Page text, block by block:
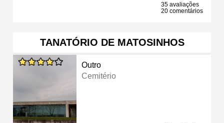
35 avaliações
20 comentários
TANATÓRIO DE MATOSINHOS
Outro
Cemitério